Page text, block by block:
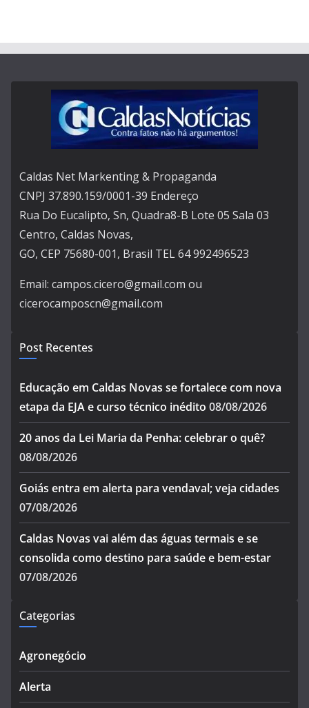
Caldas Net Markenting & Propaganda
CNPJ 37.890.159/0001-39 Endereço
Rua Do Eucalipto, Sn, Quadra8-B Lote 05 Sala 03
Centro, Caldas Novas,
GO, CEP 75680-001, Brasil TEL 64 992496523
Email: campos.cicero@gmail.com ou
cicerocamposcn@gmail.com
Post Recentes
Educação em Caldas Novas se fortalece com nova
etapa da EJA e curso técnico inédito 08/08/2026
20 anos da Lei Maria da Penha: celebrar o quê?
08/08/2026
Goiás entra em alerta para vendaval; veja cidades
07/08/2026
Caldas Novas vai além das águas termais e se
consolida como destino para saúde e bem-estar
07/08/2026
Categorias
Agronegócio
Alerta